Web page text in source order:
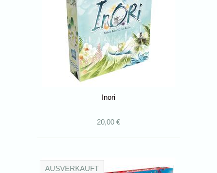
Inori
20,00 €
AUSVERKAUFT